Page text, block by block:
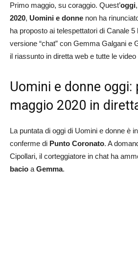
Primo maggio, su coraggio. Quest’oggi
2020, Uomini e donne non ha
ha proposto ai telespettatori di Canale 5
versione “chat” con Gemma Galgani e
il riassunto in diretta web e tutte le
Uomini e donne oggi:
maggio 2020 in
La puntata di oggi di Uomini e donne è
conferme di Punto Coronato. A
Cipollari, il corteggiatore in chat ha
bacio aGemma.